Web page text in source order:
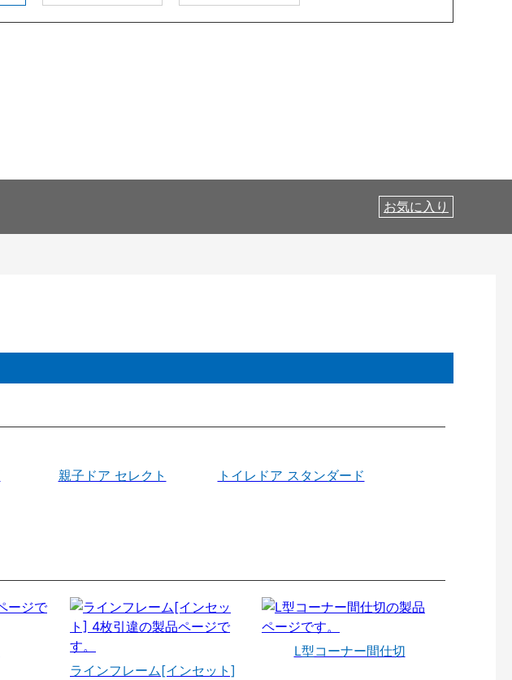
お気に入り
親子ドア セレクト トイレドア スタンダード
ラインフレーム[インセット]
L型コーナー間仕切